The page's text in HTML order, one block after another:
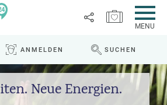
MENU
e
i
s
e
P
a
kopieren
MERKZETTEL ÖFFNEN
ANMELDEN WEBSEITE
SUCHEN
Neue Energien.